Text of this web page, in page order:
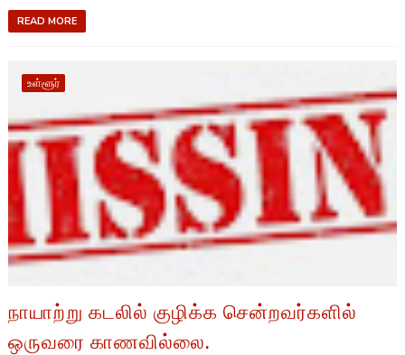
READ MORE
உள்ளூர்
நாயாற்று கடலில் குழிக்க சென்றவர்களில்
ஒருவரை காணவில்லை.